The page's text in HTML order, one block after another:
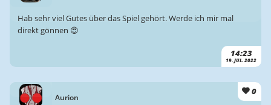
14:23
19. JUL. 2022
Hab sehr viel Gutes über das Spiel gehört. Werde ich mir mal
direkt gönnen 😍
Aurion
0